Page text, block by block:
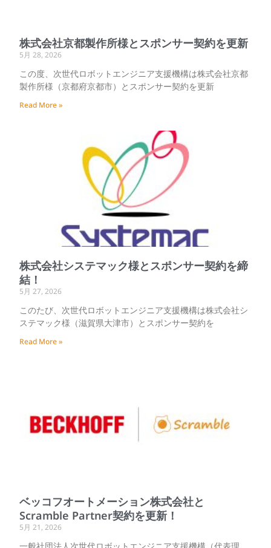
株式会社京都製作所様とスポンサー契約を更新
5月 28, 2026
この度、次世代ロボットエンジニア支援機構は株式会社京都
製作所様（京都府京都市）とスポンサー契約を更新
Read More »
株式会社システマック様とスポンサー契約を締
結！
5月 27, 2026
このたび、次世代ロボットエンジニア支援機構は株式会社シ
ステマック様（滋賀県大津市）とスポンサー契約を
Read More »
ベッコフオートメーション株式会社と
Scramble Partner契約を更新！
5月 21, 2026